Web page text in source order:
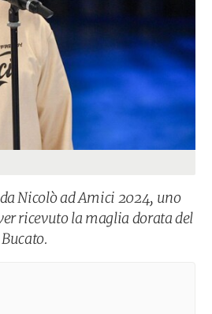
Nicolò ad Amici 2024, uno
ricevuto la maglia dorata del